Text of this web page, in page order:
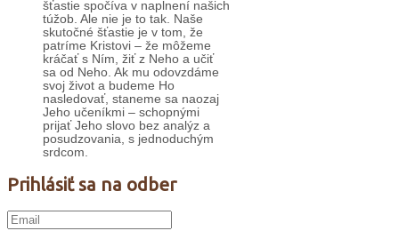
šťastie spočíva v naplnení našich
túžob. Ale nie je to tak. Naše
skutočné šťastie je v tom, že
patríme Kristovi – že môžeme
kráčať s Ním, žiť z Neho a učiť
sa od Neho. Ak mu odovzdáme
svoj život a budeme Ho
nasledovať, staneme sa naozaj
Jeho učeníkmi – schopnými
prijať Jeho slovo bez analýz a
posudzovania, s jednoduchým
srdcom.
Prihlásiť sa na odber